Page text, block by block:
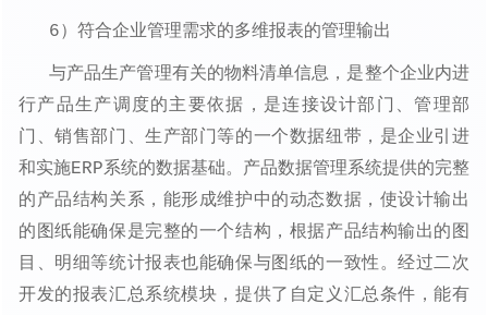
6）符合企业管理需求的多维报表的管理输出
与产品生产管理有关的物料清单信息，是整个企业内进
行产品生产调度的主要依据，是连接设计部门、管理部
门、销售部门、生产部门等的一个数据纽带，是企业引进
和实施ERP系统的数据基础。产品数据管理系统提供的完整
的产品结构关系，能形成维护中的动态数据，使设计输出
的图纸能确保是完整的一个结构，根据产品结构输出的图
目、明细等统计报表也能确保与图纸的一致性。经过二次
开发的报表汇总系统模块，提供了自定义汇总条件，能有